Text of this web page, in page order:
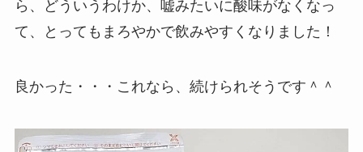
ら、どういうわけか、嘘みたいに酸味がなくなっ
て、とってもまろやかで飲みやすくなりました！
良かった・・・これなら、続けられそうです＾＾